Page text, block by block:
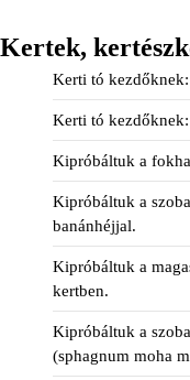
Kertek,
Kerti tó
Kerti tó
Kipróbáltuk a
Kipróbáltuk a
banánhéjjal.
Kipróbáltuk a
kertben.
Kipróbáltuk a
(sphagnum moha